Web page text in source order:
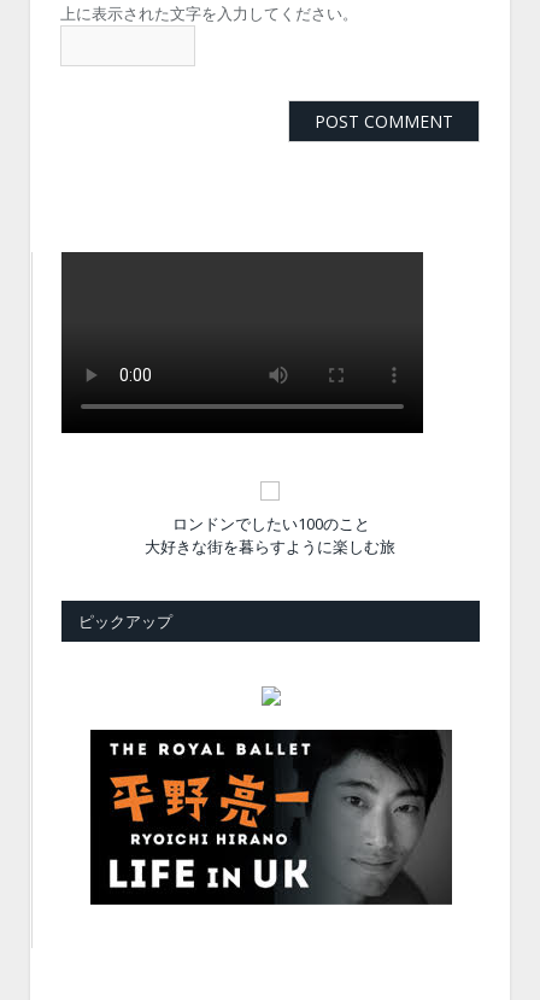
上に表示された文字を入力してください。
ロンドンでしたい100のこと
大好きな街を暮らすように楽しむ旅
ピックアップ